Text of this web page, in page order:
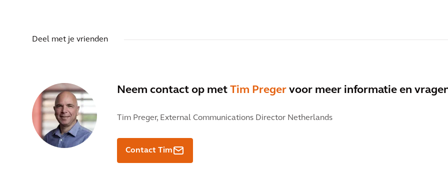
Deel met je vrienden
Neem contact op met Tim Preger voor meer informatie en
Tim Preger, External Communications Director Netherlands
Contact Tim